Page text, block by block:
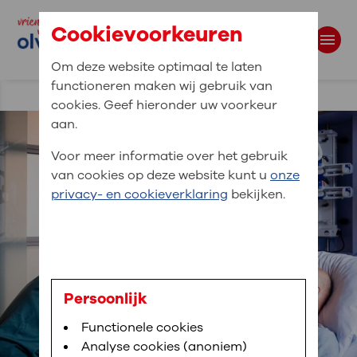
Waar bent u naar op zoek?
Zoekwoorden
Cookievoorkeuren
Om deze website optimaal te laten
functioneren maken wij gebruik van
cookies. Geef hieronder uw voorkeur
aan.
Voor meer informatie over het gebruik
van cookies op deze website kunt u onze
privacy- en cookieverklaring bekijken.
Persoonlijk
Functionele cookies
Analyse cookies (anoniem)